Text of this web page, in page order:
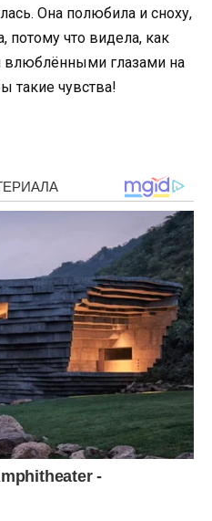
Она полюбила и сноху,
что видела, как
влюблёнными глазами на
такие чувства!